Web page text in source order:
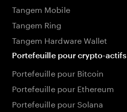
Tangem Mobile
Tangem Ring
Tangem Hardware Wallet
Portefeuille pour crypto-actifs
Portefeuille pour Bitcoin
Portefeuille pour Ethereum
Portefeuille pour Solana